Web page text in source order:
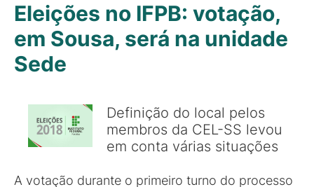
Eleições no IFPB: votação,
em Sousa, será na unidade
Sede
Definição do local pelos
membros da CEL-SS levou
em conta várias situações
A votação durante o primeiro turno do processo